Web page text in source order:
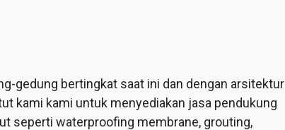
gedung bertingkat saat ini dan dengan arsitektur
kami kami untuk menyediakan jasa pendukung
seperti waterproofing membrane, grouting,